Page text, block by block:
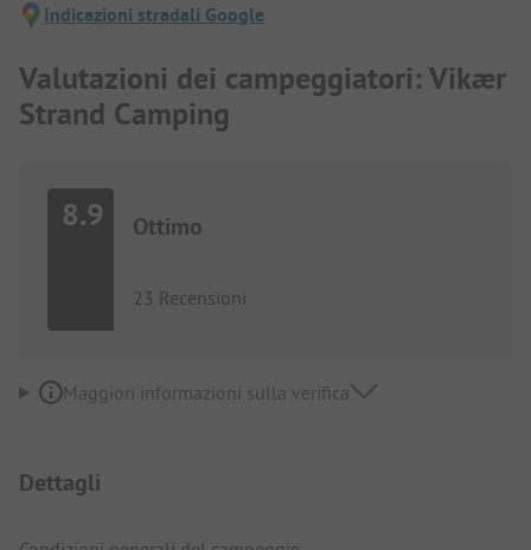
Indicazioni stradali Google
Valutazioni dei campeggiatori: Vikær
Strand Camping
8.9 Ottimo
23 Recensioni
Maggiori informazioni sulla verifica
Dettagli